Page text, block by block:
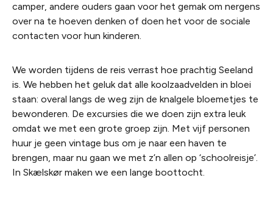
camper, andere ouders gaan voor het gemak om nergens
over na te hoeven denken of doen het voor de sociale
contacten voor hun kinderen.
We worden tijdens de reis verrast hoe prachtig Seeland
is. We hebben het geluk dat alle koolzaadvelden in bloei
staan: overal langs de weg zijn de knalgele bloemetjes te
bewonderen. De excursies die we doen zijn extra leuk
omdat we met een grote groep zijn. Met vijf personen
huur je geen vintage bus om je naar een haven te
brengen, maar nu gaan we met z’n allen op ‘schoolreisje’.
In Skælskør maken we een lange boottocht.